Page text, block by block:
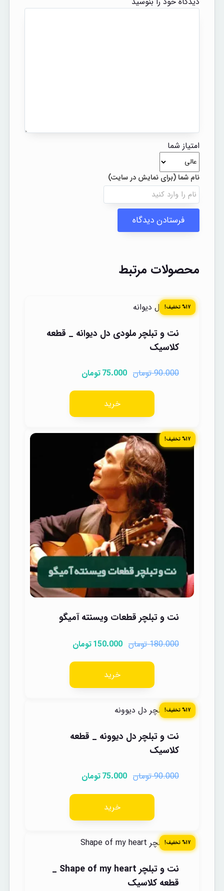
امتیاز شما
محصولات مرتبط
%17 تخفیف!
نت و تبلچر ملودی دل دیوانه _ قطعه
کلاسیک
90.000 تومان 75.000تومان
خرید
%17 تخفیف!
نت و تبلچر قطعات ویسنته آمیگو
180.000 تومان 150.000تومان
خرید
%17 تخفیف!
نت و تبلچر دل دیوونه _ قطعه
کلاسیک
90.000 تومان 75.000تومان
خرید
%17 تخفیف!
نت و تبلچر Shape of my heart _
قطعه کلاسیک